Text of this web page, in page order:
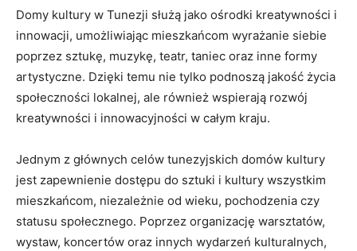
Domy kultury w Tunezji służą jako ośrodki kreatywności i
innowacji, umożliwiając‌ mieszkańcom wyrażanie siebie
⁢poprzez sztukę, muzykę, teatr, taniec ⁢oraz inne formy
artystyczne.‍ Dzięki temu⁢ nie tylko podnoszą jakość życia
społeczności lokalnej, ale również wspierają rozwój
kreatywności i innowacyjności w całym kraju.
Jednym z głównych celów tunezyjskich domów kultury
jest zapewnienie dostępu do sztuki i kultury wszystkim
mieszkańcom, niezależnie od wieku, pochodzenia czy
statusu​ społecznego.​ Poprzez organizację warsztatów,
wystaw, koncertów oraz innych wydarzeń‌ kulturalnych,